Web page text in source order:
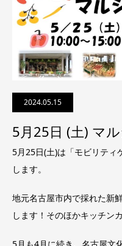
2024.05.15
5月25日 (土) マル
5月25日(土)は「モビリティ
します。
地元名古屋市内で採れた新
します！そのほかキッチン
5月も4月に続き、名古屋文